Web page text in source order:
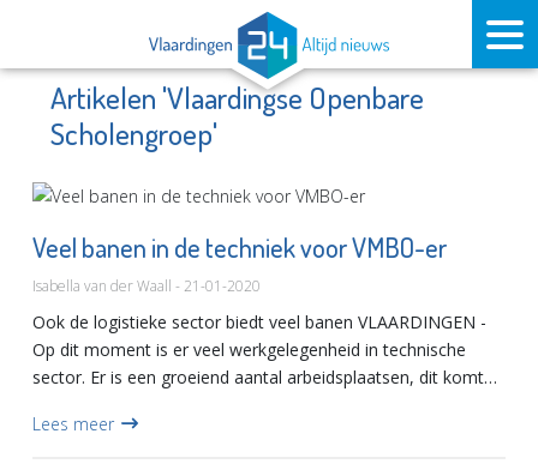
Artikelen 'Vlaardingse Openbare
Scholengroep'
Veel banen in de techniek voor VMBO-er
Isabella van der Waall - 21-01-2020
Ook de logistieke sector biedt veel banen VLAARDINGEN -
Op dit moment is er veel werkgelegenheid in technische
sector. Er is een groeiend aantal arbeidsplaatsen, dit komt
inmiddel...
Lees meer